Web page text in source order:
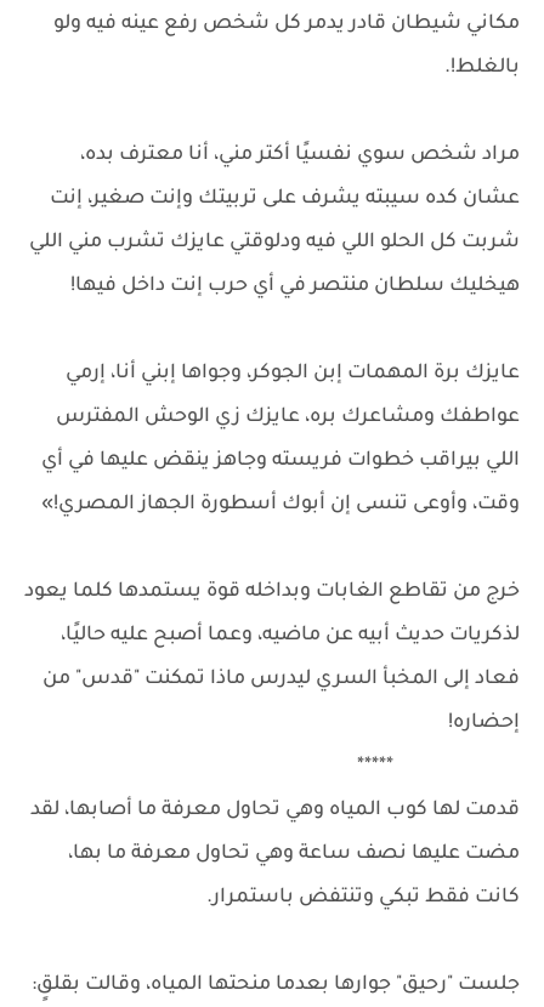
مكاني شيطان قادر يدمر كل شخص رفع عينه فيه ولو
بالغلط!.
مراد شخص سوي نفسيًا أكتر مني، أنا معترف بده،
عشان كده سيبته يشرف على تربيتك وإنت صغير، إنت
شربت كل الحلو اللي فيه ودلوقتي عايزك تشرب مني اللي
هيخليك سلطان منتصر في أي حرب إنت داخل فيها!
عايزك برة المهمات إبن الجوكر، وجواها إبني أنا، إرمي
عواطفك ومشاعرك بره، عايزك زي الوحش المفترس
اللي بيراقب خطوات فريسته وجاهز ينقض عليها في أي
وقت، وأوعى تنسى إن أبوك أسطورة الجهاز المصري!»
خرج من تقاطع الغابات وبداخله قوة يستمدها كلما يعود
لذكريات حديث أبيه عن ماضيه، وعما أصبح عليه حاليًا،
فعاد إلى المخبأ السري ليدرس ماذا تمكنت "قدس" من
إحضاره!
*****
قدمت لها كوب المياه وهي تحاول معرفة ما أصابها، لقد
مضت عليها نصف ساعة وهي تحاول معرفة ما بها،
كانت فقط تبكي وتنتفض باستمرار.
جلست "رحيق" جوارها بعدما منحتها المياه، وقالت بقلقٍ: